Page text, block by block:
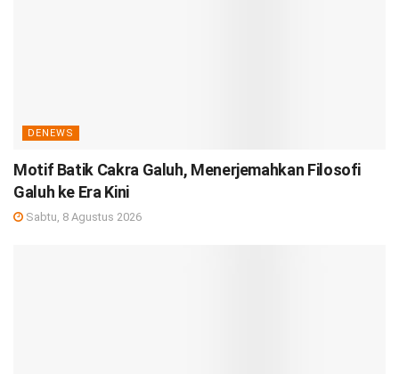
DENEWS
Motif Batik Cakra Galuh, Menerjemahkan Filosofi
Galuh ke Era Kini
Sabtu, 8 Agustus 2026